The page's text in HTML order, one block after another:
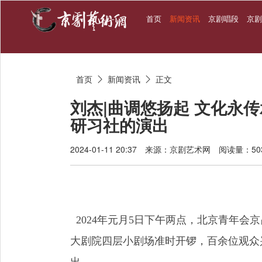
首页 新闻资讯 京剧唱段 京
首页  新闻资讯  正文
刘杰|曲调悠扬起 文化永
研习社的演出
2024-01-11 20:37 来源：京剧艺术网 阅读量：
2024年元月5日下午两点，北京青年会
大剧院四层小剧场准时开锣，百余位观